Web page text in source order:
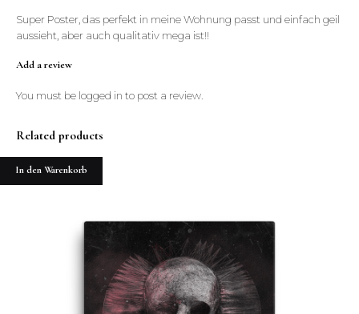
Super Poster, das perfekt in meine Wohnung passt und einfach geil
aussieht, aber auch qualitativ mega ist!!
Add a review
You must be logged in to post a review.
Related products
In den Warenkorb